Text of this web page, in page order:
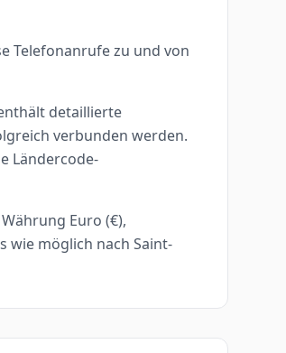
Telefonanrufe zu und von
detaillierte
verbunden werden.
Ländercode-
Euro (€),
wie möglich nach Saint-